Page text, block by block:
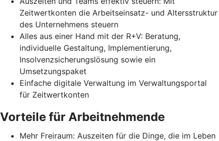
Zeitwertkonten die Arbeitseinsatz- und Altersstruktur
des Unternehmens steuern
Alles aus einer Hand mit der R+V: Beratung,
individuelle Gestaltung, Implementierung,
Insolvenzsicherungslösung sowie ein
Umsetzungspaket
Einfache digitale Verwaltung im Verwaltungsportal
für Zeitwertkonten
Vorteile für Arbeitnehmende
Mehr Freiraum: Auszeiten für die Dinge, die im Leben